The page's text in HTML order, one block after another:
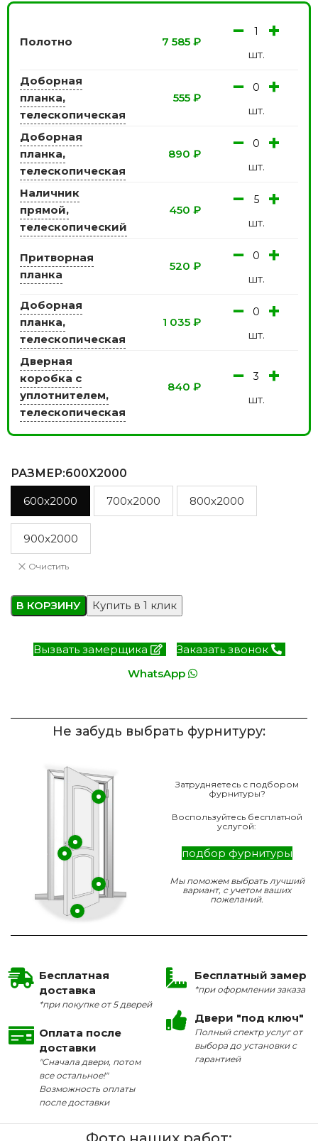
Полотно 7 585 ₽ − +
шт.
Доборная
планка,
телескопическая
555 ₽ − +
шт.
Доборная
планка,
телескопическая
890 ₽ − +
шт.
Наличник
прямой,
телескопический
450 ₽ − +
шт.
Притворная
планка
520 ₽ − +
шт.
Доборная
планка,
телескопическая
1 035 ₽ − +
шт.
Дверная
коробка с
уплотнителем,
телескопическая
840 ₽ − +
шт.
РАЗМЕР:600X2000
600x2000 700x2000 800x2000
900x2000
Очистить
В КОРЗИНУ Купить в 1 клик
Вызвать замерщика
Заказать звонок
WhatsApp
Не забудь выбрать фурнитуру:
Затрудняетесь с подбором
фурнитуры?
Воспользуйтесь бесплатной
услугой:
подбор фурнитуры
Мы поможем выбрать лучший
вариант, с учетом ваших
пожеланий.
Бесплатная
доставка
*при покупке от 5 дверей
Оплата после
доставки
"Сначала двери, потом
все остальное!"
Возможность оплаты
после доставки
Бесплатный замер
*при оформлении заказа
Двери "под ключ"
Полный спектр услуг от
выбора до установки с
гарантией